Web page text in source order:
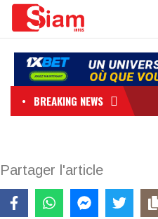
BREAKING NEWS
Partager l'article